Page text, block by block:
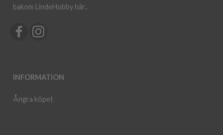
bakom LindeHobby här..
INFORMATION
Ångra köpet